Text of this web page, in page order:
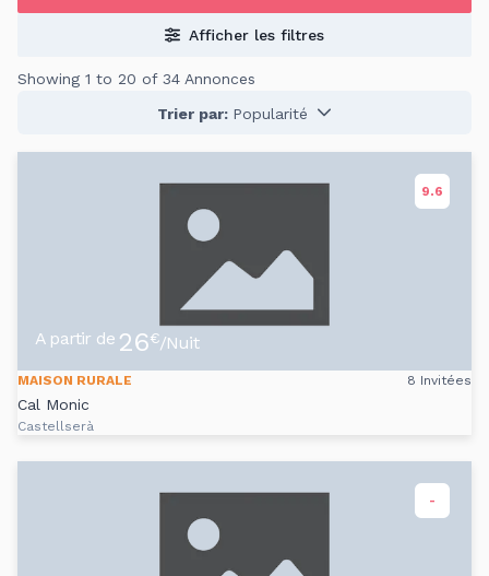
Afficher les filtres
Showing 1 to 20 of 34 Annonces
Trier par: Popularité
9.6
A partir de 26€/Nuit
MAISON RURALE 8 Invitées
Cal Monic
Castellserà
-